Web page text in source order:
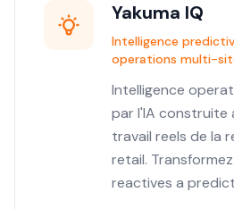
Yakuma IQ
Intelligence
operations multi-
Intelligence
par l'IA construite
travail reels de la
retail.
reactives a